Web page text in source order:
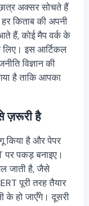
अक्सर सोचते हैं
किताब की अपनी
हैं, कोई मैप वर्क के
लिए। इस आर्टिकल
विज्ञान की
है ताकि आपका
ज़रूरी है
किया है और पेपर
पकड़ बनाइए।
जाती है, जैसे
पूरी तरह तैयार
के हो जाएँगे। दूसरी